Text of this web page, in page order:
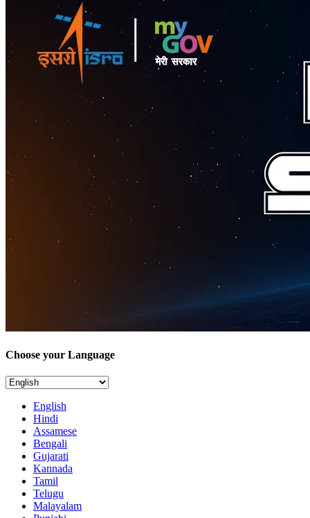
Choose your Language
English
Hindi
Assamese
Bengali
Gujarati
Kannada
Tamil
Telugu
Malayalam